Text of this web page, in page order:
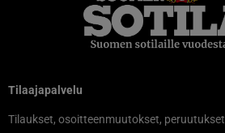
Tilaajapalvelu
Tilaukset, osoitteenmuutokset, peruutukset